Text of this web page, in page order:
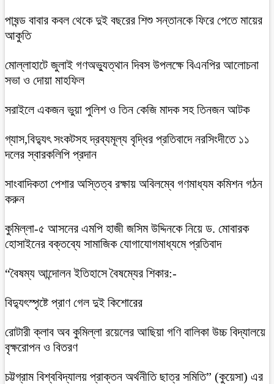
পাষন্ড বাবার কবল থেকে দুই বছরের শিশু সন্তানকে ফিরে পেতে মায়ের
আকুতি
মোল্লাহাটে জুলাই গণঅভ্যুত্থান দিবস উপলক্ষে বিএনপির আলোচনা
সভা ও দোয়া মাহফিল
সরাইলে একজন ভুয়া পুলিশ ও তিন কেজি মাদক সহ তিনজন আটক
গ্যাস,বিদ্যুৎ সংকটসহ দ্রব্যমূল্য বৃদ্ধির প্রতিবাদে নরসিংদীতে ১১
দলের স্বারকলিপি প্রদান
সাংবাদিকতা পেশার অস্তিত্ব রক্ষায় অবিলম্বে গণমাধ্যম কমিশন গঠন
করুন
কুমিল্লা-৫ আসনের এমপি হাজী জসিম উদ্দিনকে নিয়ে ড. মোবারক
হোসাইনের বক্তব্যে সামাজিক যোগাযোগমাধ্যমে প্রতিবাদ
“বৈষম্য আন্দোলন ইতিহাসে বৈষম্যের শিকার:-
বিদ্যুৎস্পৃষ্টে প্রাণ গেল দুই কিশোরের
রোটারী ক্লাব অব কুমিল্লা রয়েলের আছিয়া গণি বালিকা উচ্চ বিদ্যালয়ে
বৃক্ষরোপন ও বিতরণ
চট্টগ্রাম বিশ্ববিদ্যালয় প্রাক্তন অর্থনীতি ছাত্র সমিতি” (কুয়েসা) এর